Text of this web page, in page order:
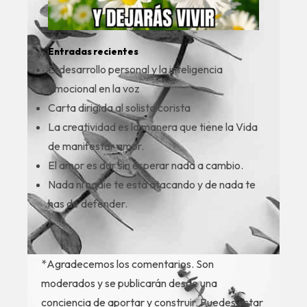
Entradas recientes
El desarrollo personal y la inteligencia
emocional en la voz
Carta dirigida al solista corista
La creatividad es la manera que tiene la Vida
de manifestar amor.
El amor es dar sin esperar nada a cambio.
Nada ni nadie te está atacando y de nada te
has de defender.
*Agradecemos los comentarios. Son
moderados y se publicarán desde una
conciencia de aportar y construir. Puedes estar